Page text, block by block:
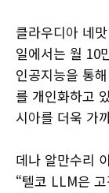
클라우디아 네
일에서는 월 10
인공지능을 통
를 개인화하고
시아를 더욱 가
데나 알만수리
“텔코 LLM은